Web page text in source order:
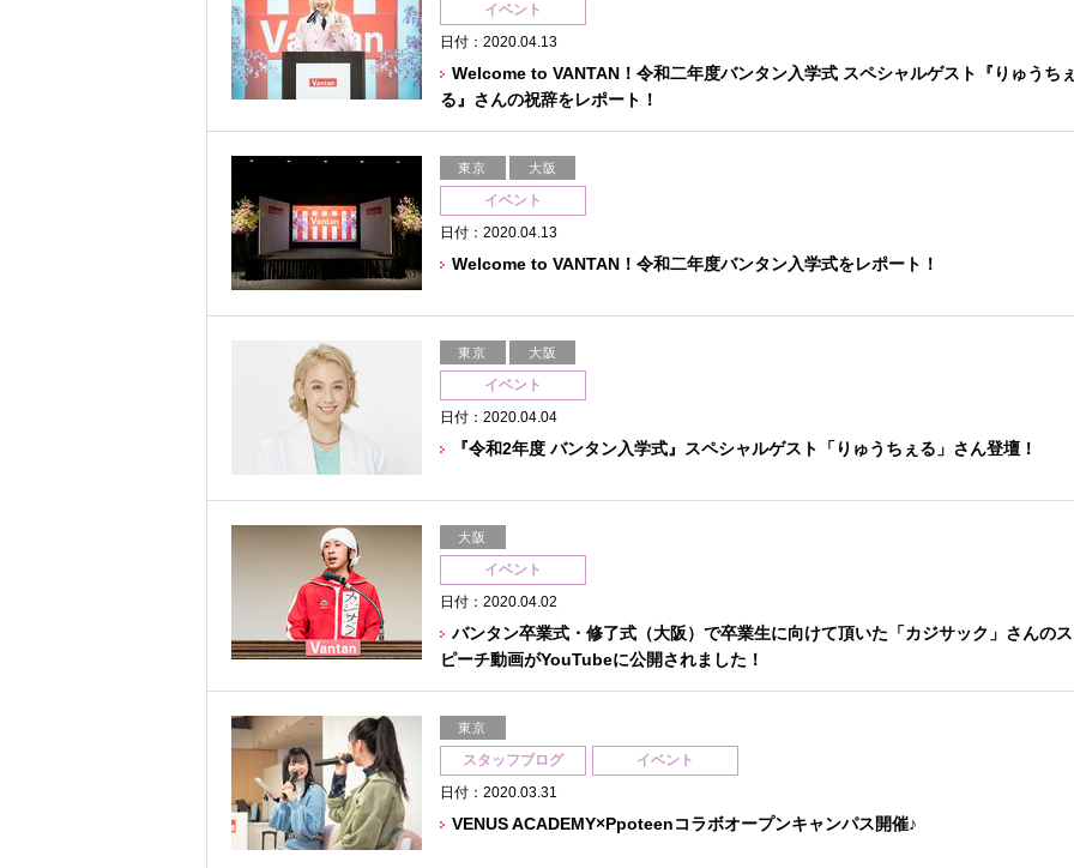
イベント
日付：2020.04.13
Welcome to VANTAN！令和二年度バンタン入学式 スペシャルゲスト『りゅうち
る』さんの祝辞をレポート！
東京 大阪
イベント
日付：2020.04.13
Welcome to VANTAN！令和二年度バンタン入学式をレポート！
東京 大阪
イベント
日付：2020.04.04
『令和2年度 バンタン入学式』スペシャルゲスト「りゅうちぇる」さん登壇！
大阪
イベント
日付：2020.04.02
バンタン卒業式・修了式（大阪）で卒業生に向けて頂いた「カジサック」さんのス
ピーチ動画がYouTubeに公開されました！
東京
スタッフブログ
イベント
日付：2020.03.31
VENUS ACADEMY×Ppoteenコラボオープンキャンパス開催♪